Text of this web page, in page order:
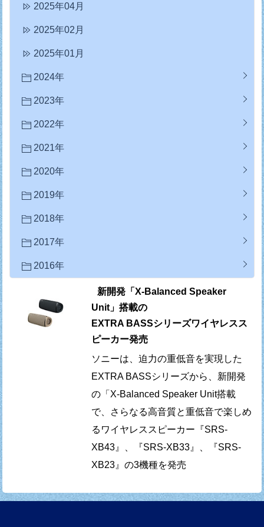
2025年04月
2025年02月
2025年01月
2024年
2023年
2022年
2021年
2020年
2019年
2018年
2017年
2016年
新開発「X-Balanced Speaker
Unit」搭載の
EXTRA BASSシリーズワイヤレスス
ピーカー発売
ソニーは、迫力の重低音を実現した
EXTRA BASSシリーズから、新開発
の「X-Balanced Speaker Unit搭載
で、さらなる高音質と重低音で楽しめ
るワイヤレススピーカー『SRS-
XB43』、『SRS-XB33』、『SRS-
XB23』の3機種を発売